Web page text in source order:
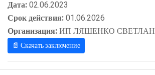
Дата:02.06.2023
Срок действия:01.06.2026
Организация:ИП ЛЯШЕНКО
📄 Скачать заключение